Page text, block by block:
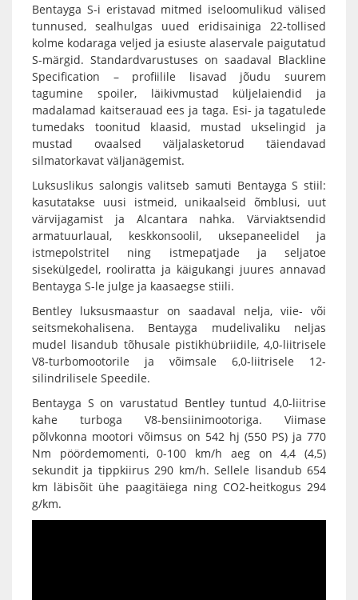
Bentayga S-i eristavad mitmed iseloomulikud välised
tunnused, sealhulgas uued eridisainiga 22-tollised
kolme kodaraga veljed ja esiuste alaservale paigutatud
S-märgid. Standardvarustuses on saadaval Blackline
Specification – profiilile lisavad jõudu suurem
tagumine spoiler, läikivmustad küljelaiendid ja
madalamad kaitserauad ees ja taga. Esi- ja tagatulede
tumedaks toonitud klaasid, mustad ukselingid ja
mustad ovaalsed väljalasketorud täiendavad
silmatorkavat väljanägemist.
Luksuslikus salongis valitseb samuti Bentayga S stiil:
kasutatakse uusi istmeid, unikaalseid õmblusi, uut
värvijagamist ja Alcantara nahka. Värviaktsendid
armatuurlaual, keskkonsoolil, uksepaneelidel ja
istmepolstritel ning istmepatjade ja seljatoe
sisekülgedel, rooliratta ja käigukangi juures annavad
Bentayga S-le julge ja kaasaegse stiili.
Bentley luksusmaastur on saadaval nelja, viie- või
seitsmekohalisena. Bentayga mudelivaliku neljas
mudel lisandub tõhusale pistikhübriidile, 4,0-liitrisele
V8-turbomootorile ja võimsale 6,0-liitrisele 12-
silindrilisele Speedile.
Bentayga S on varustatud Bentley tuntud 4,0-liitrise
kahe turboga V8-bensiinimootoriga. Viimase
põlvkonna mootori võimsus on 542 hj (550 PS) ja 770
Nm pöördemomenti, 0-100 km/h aeg on 4,4 (4,5)
sekundit ja tippkiirus 290 km/h. Sellele lisandub 654
km läbisõit ühe paagitäiega ning CO2-heitkogus 294
g/km.